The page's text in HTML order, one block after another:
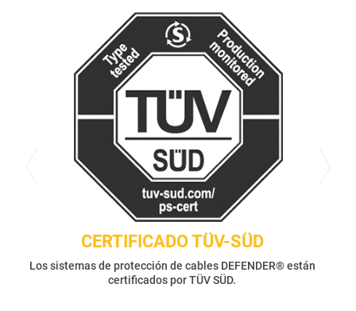
CERTIFICADO TÜV-SÜD
Los sistemas de protección de cables DEFENDER® están
certificados por TÜV SÜD.